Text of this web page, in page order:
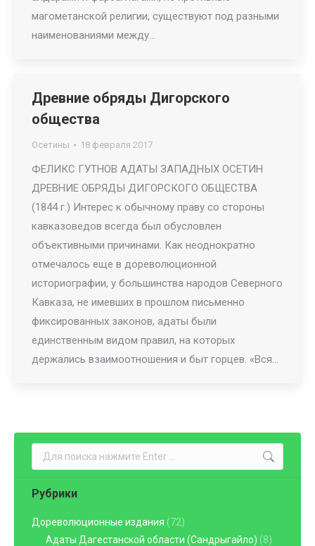
магометанской религии, существуют под разными
наименованиями между…
Древние обряды Дигорского
общества
Осетины 18 февраля 2017
ФЕЛИКС ГУТНОВ АДАТЫ ЗАПАДНЫХ ОСЕТИН
ДРЕВНИЕ ОБРЯДЫ ДИГОРСКОГО ОБЩЕСТВА
(1844 г.) Интерес к обычному праву со стороны
кавказоведов всегда был обусловлен
объективными причинами. Как неоднократно
отмечалось еще в дореволюционной
историографии, у большинства народов Северного
Кавказа, не имевших в прошлом письменно
фиксированных законов, адаты были
единственным видом правил, на которых
держались взаимоотношения и быт горцев. «Вся…
Поиск:
Рубрики
Дореволюционные издания (72)
Адаты Дагестанской области (Сандрыгайло) (8)